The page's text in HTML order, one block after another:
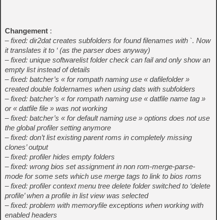
Changement :
– fixed: dir2dat creates subfolders for found filenames with `. Now
it translates it to ‘ (as the parser does anyway)
– fixed: unique softwarelist folder check can fail and only show an
empty list instead of details
– fixed: batcher’s « for rompath naming use « dafilefolder »
created double foldernames when using dats with subfolders
– fixed: batcher’s « for rompath naming use « datfile name tag »
or « datfile file » was not working
– fixed: batcher’s « for default naming use » options does not use
the global profiler setting anymore
– fixed: don’t list existing parent roms in completely missing
clones’ output
– fixed: profiler hides empty folders
– fixed: wrong bios set assignment in non rom-merge-parse-
mode for some sets which use merge tags to link to bios roms
– fixed: profiler context menu tree delete folder switched to ‘delete
profile’ when a profile in list view was selected
– fixed: problem with memoryfile exceptions when working with
enabled headers